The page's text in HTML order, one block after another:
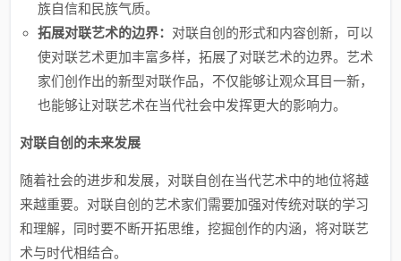
族自信和民族气质。
拓展对联艺术的边界： 对联自创的形式和内容创新，可以
使对联艺术更加丰富多样，拓展了对联艺术的边界。艺术
家们创作出的新型对联作品，不仅能够让观众耳目一新，
也能够让对联艺术在当代社会中发挥更大的影响力。
对联自创的未来发展
随着社会的进步和发展，对联自创在当代艺术中的地位将越
来越重要。对联自创的艺术家们需要加强对传统对联的学习
和理解，同时要不断开拓思维，挖掘创作的内涵，将对联艺
术与时代相结合。